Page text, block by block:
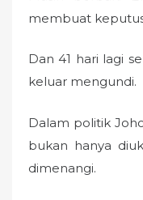
membuat
Dan 41 hari lagi
keluar mengundi.
Dalam politik
bukan hanya
dimenangi.